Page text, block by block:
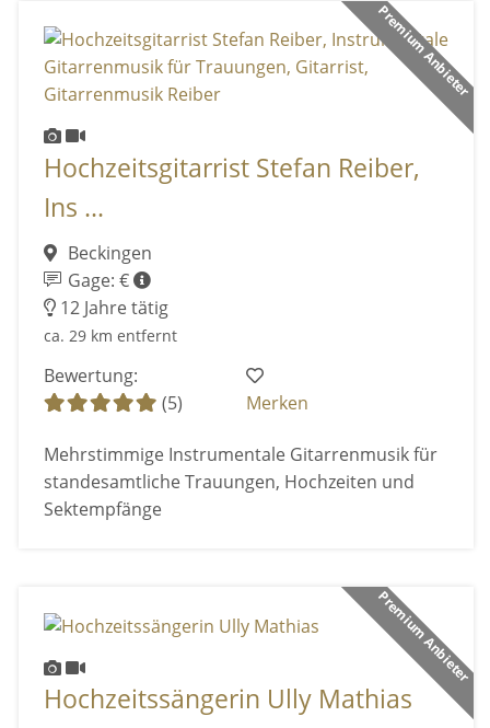
Premium Anbieter
Hochzeitsgitarrist Stefan Reiber,
Ins ...
Beckingen
Gage: €
12 Jahre tätig
ca. 29 km entfernt
Bewertung:
(5)
Merken
Mehrstimmige Instrumentale Gitarrenmusik für
standesamtliche Trauungen, Hochzeiten und
Sektempfänge
Premium Anbieter
Hochzeitssängerin Ully Mathias